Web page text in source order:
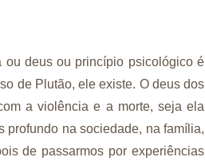
ou deus ou princípio psicológico é
de Plutão, ele existe. O deus dos
a violência e a morte, seja ela
na sociedade, na família,
de passarmos por experiências